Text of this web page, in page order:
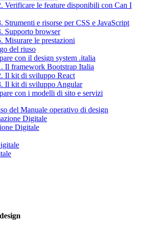
Verificare le feature disponibili con Can I
Strumenti e risorse per CSS e JavaScript
Supporto browser
Misurare le prestazioni
del riuso
con il design system .italia
Il framework Bootstrap Italia
Il kit di sviluppo React
Il kit di sviluppo Angular
con i modelli di sito e servizi
del Manuale operativo di design
Digitale